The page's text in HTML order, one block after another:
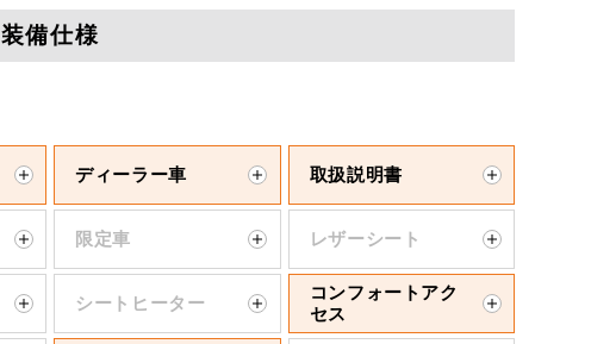
装備仕様
ディーラー車 取扱説明書
限定車 レザーシート
シートヒーター
コンフォートアク
セス